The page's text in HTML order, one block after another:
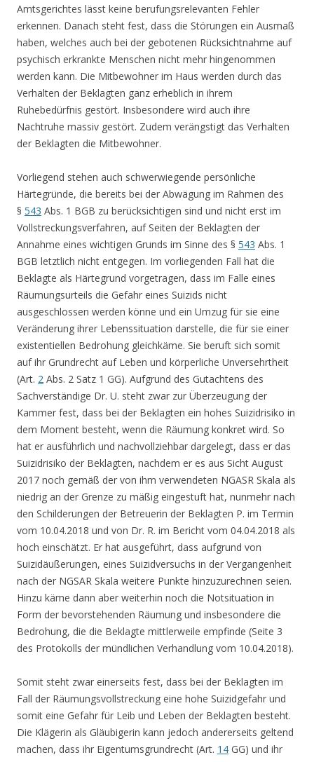
Amtsgerichtes lässt keine berufungsrelevanten Fehler
erkennen. Danach steht fest, dass die Störungen ein Ausmaß
haben, welches auch bei der gebotenen Rücksichtnahme auf
psychisch erkrankte Menschen nicht mehr hingenommen
werden kann. Die Mitbewohner im Haus werden durch das
Verhalten der Beklagten ganz erheblich in ihrem
Ruhebedürfnis gestört. Insbesondere wird auch ihre
Nachtruhe massiv gestört. Zudem verängstigt das Verhalten
der Beklagten die Mitbewohner.
Vorliegend stehen auch schwerwiegende persönliche
Härtegründe, die bereits bei der Abwägung im Rahmen des
§ 543 Abs. 1 BGB zu berücksichtigen sind und nicht erst im
Vollstreckungsverfahren, auf Seiten der Beklagten der
Annahme eines wichtigen Grunds im Sinne des § 543 Abs. 1
BGB letztlich nicht entgegen. Im vorliegenden Fall hat die
Beklagte als Härtegrund vorgetragen, dass im Falle eines
Räumungsurteils die Gefahr eines Suizids nicht
ausgeschlossen werden könne und ein Umzug für sie eine
Veränderung ihrer Lebenssituation darstelle, die für sie einer
existentiellen Bedrohung gleichkäme. Sie beruft sich somit
auf ihr Grundrecht auf Leben und körperliche Unversehrtheit
(Art. 2 Abs. 2 Satz 1 GG). Aufgrund des Gutachtens des
Sachverständige Dr. U. steht zwar zur Überzeugung der
Kammer fest, dass bei der Beklagten ein hohes Suizidrisiko in
dem Moment besteht, wenn die Räumung konkret wird. So
hat er ausführlich und nachvollziehbar dargelegt, dass er das
Suizidrisiko der Beklagten, nachdem er es aus Sicht August
2017 noch gemäß der von ihm verwendeten NGASR Skala als
niedrig an der Grenze zu mäßig eingestuft hat, nunmehr nach
den Schilderungen der Betreuerin der Beklagten P. im Termin
vom 10.04.2018 und von Dr. R. im Bericht vom 04.04.2018 als
hoch einschätzt. Er hat ausgeführt, dass aufgrund von
Suizidäußerungen, eines Suizidversuchs in der Vergangenheit
nach der NGSAR Skala weitere Punkte hinzuzurechnen seien.
Hinzu käme dann aber weiterhin noch die Notsituation in
Form der bevorstehenden Räumung und insbesondere die
Bedrohung, die die Beklagte mittlerweile empfinde (Seite 3
des Protokolls der mündlichen Verhandlung vom 10.04.2018).
Somit steht zwar einerseits fest, dass bei der Beklagten im
Fall der Räumungsvollstreckung eine hohe Suizidgefahr und
somit eine Gefahr für Leib und Leben der Beklagten besteht.
Die Klägerin als Gläubigerin kann jedoch andererseits geltend
machen, dass ihr Eigentumsgrundrecht (Art. 14 GG) und ihr